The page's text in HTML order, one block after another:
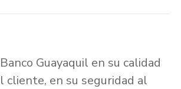
Guayaquil en su calidad
cliente, en su seguridad al